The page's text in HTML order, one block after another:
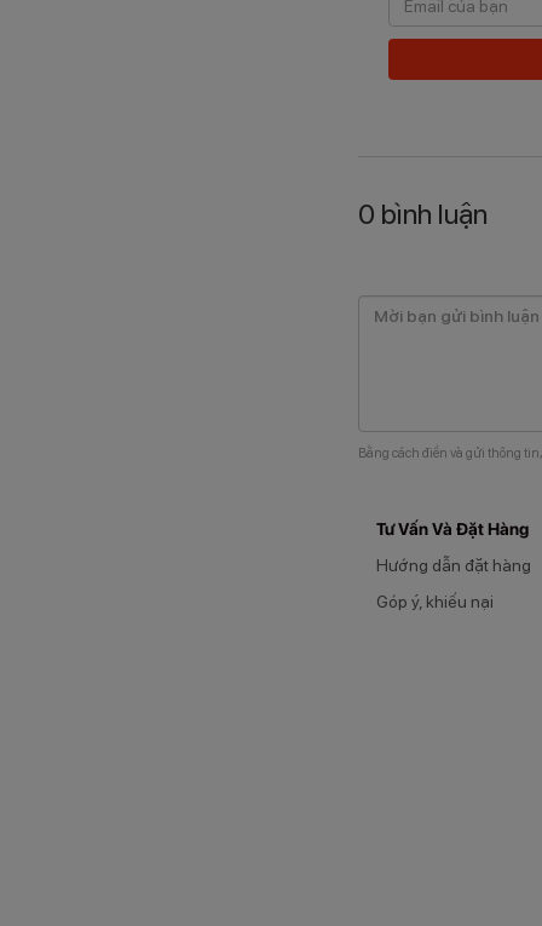
0 bình luận
Bằng cách điền và gửi thông
Tư Vấn Và Đặt Hàng
Hướng dẫn đặt hàng
Góp ý, khiếu nại